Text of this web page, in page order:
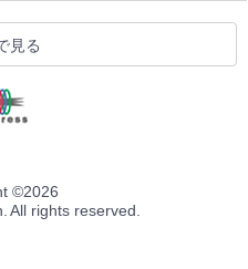
見る
©2026
All rights reserved.